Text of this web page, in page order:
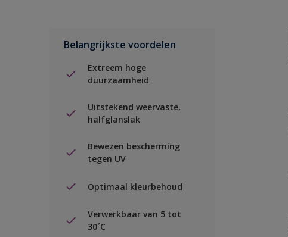
Belangrijkste voordelen
Extreem hoge
duurzaamheid
Uitstekend weervaste,
halfglanslak
Bewezen bescherming
tegen UV
Optimaal kleurbehoud
Verwerkbaar van 5 tot
30˚C